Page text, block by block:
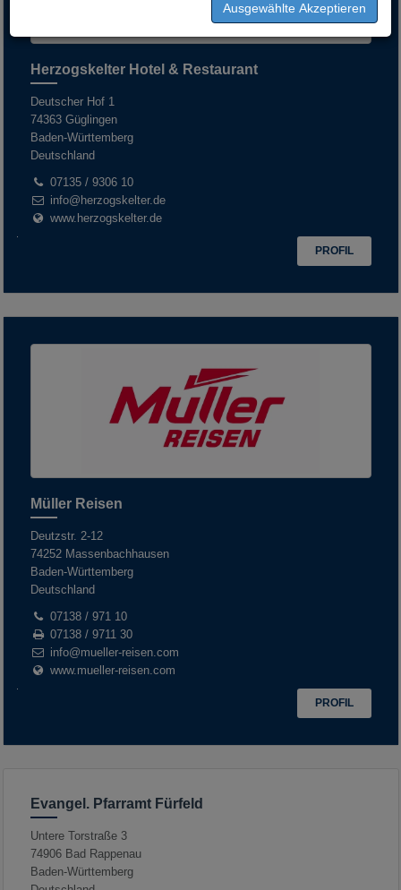
Herzogskelter Hotel & Restaurant
Deutscher Hof 1
74363 Güglingen
Baden-Württemberg
Deutschland
07135 / 9306 10
info@herzogskelter.de
www.herzogskelter.de
PROFIL
Müller Reisen
Deutzstr. 2-12
74252 Massenbachhausen
Baden-Württemberg
Deutschland
07138 / 971 10
07138 / 9711 30
info@mueller-reisen.com
www.mueller-reisen.com
PROFIL
Evangel. Pfarramt Fürfeld
Untere Torstraße 3
74906 Bad Rappenau
Baden-Württemberg